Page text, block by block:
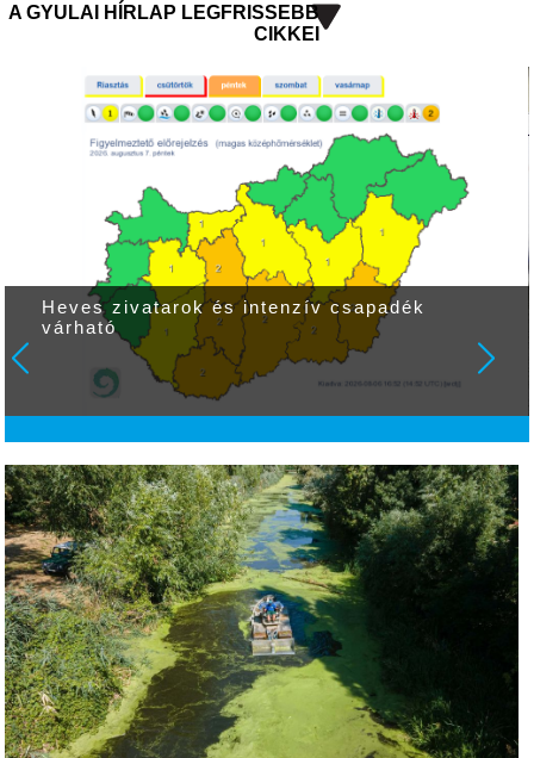
A GYULAI HÍRLAP LEGFRISSEBB
CIKKEI
Heves zivatarok és intenzív csapadék
várható